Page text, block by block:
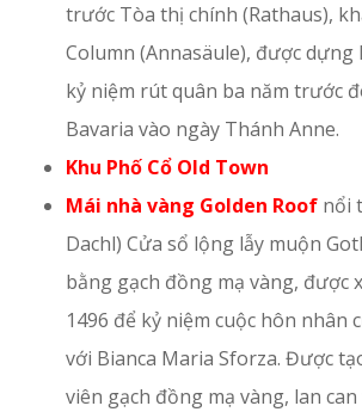
trước Tòa thị chính (Rathaus),
Column (Annasäule), được dựng
kỷ niệm rút quân ba năm trước
Bavaria vào ngày Thánh Anne.
Khu Phố Cổ Old Town
Mái nhà vàng Golden Roof nổi
Dachl) Cửa sổ lộng lẫy muộn
bằng gạch đồng mạ vàng, được
1496 để kỷ niệm cuộc hôn nhân
với Bianca Maria Sforza. Được
viên gạch đồng mạ vàng, lan